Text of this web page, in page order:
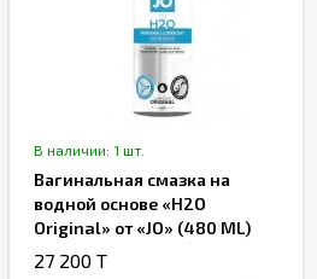
В наличии: 1 шт.
Вагинальная смазка на
водной основе «H2O
Original» от «JO» (480 ML)
27 200 T